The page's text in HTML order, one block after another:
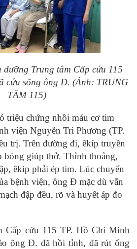
dưỡng Trung tâm Cấp cứu 115
cứu sống ông Đ. (Ảnh: TRUNG
TÂM 115)
triệu chứng nhồi máu cơ tim
viện Nguyễn Tri Phương (TP.
trị. Trên đường đi, êkíp truyền
bóng giúp thở. Thỉnh thoảng,
êkíp phải ép tim. Lúc chuyển
bệnh viện, ông Đ mặc dù vẫn
đập đều, rõ và huyết áp đo
Cấp cứu 115 TP. Hồ Chí Minh
ông Đ. đã hồi tỉnh, đã rút ống